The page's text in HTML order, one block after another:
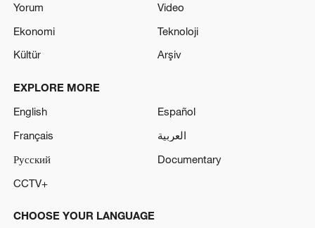
Yorum
Video
Ekonomi
Teknoloji
Kültür
Arşiv
EXPLORE MORE
English
Español
Français
العربية
Русский
Documentary
CCTV+
CHOOSE YOUR LANGUAGE